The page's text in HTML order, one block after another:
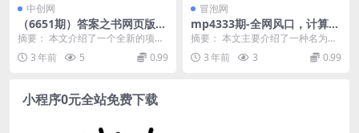
中创网
（6651期）答案之书网页版，
目入2K，全新玩法 搭配文档
和网页(全新解压方式——答案
之书网页版)
摘要： 本文介绍了一个全新的项目
《答案之书网页版》，该项目以2K
的目入为目标，结...
3 年前 5 0.99
冒泡网
mp4333期-全网风口，计算机
二级搞钱，每天发发图片，一
单19.9，小白轻松月入过万
【揭秘】(揭秘计算机二级考试
摘要： 本文主要介绍了一种名为
《全网风口，计算机二级搞钱，每
天发发图片，一单19...
3 年前 3 0.99
小程序0元全站免费下载